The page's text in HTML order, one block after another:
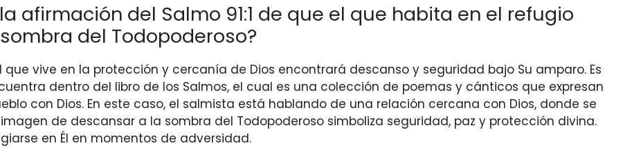
afirmación del Salmo 91:1 de que el que habita en el refugio
del Todopoderoso?
que vive en la protección y cercanía de Dios encontrará descanso y seguridad bajo Su amparo. Es
dentro del libro de los Salmos, el cual es una colección de poemas y cánticos que expresan
con Dios. En este caso, el salmista está hablando de una relación cercana con Dios, donde se
de descansar a la sombra del Todopoderoso simboliza seguridad, paz y protección divina.
en Él en momentos de adversidad.